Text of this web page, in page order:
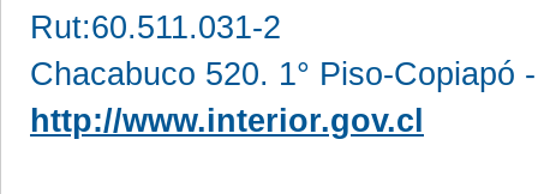
Rut:60.511.031-2
Chacabuco 520. 1° Piso-Copiapó
http://www.interior.gov.cl